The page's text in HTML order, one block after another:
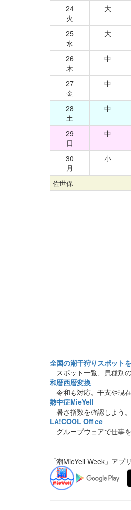
24
火
大
25
水
大
26
木
中
27
金
中
28
土
中
29
日
中
30
月
小
佐世保
全国の潮干狩りスポットを
スポット一覧、貝種別
和暦西暦変換
令和も対応。干支や現
熱中症MieYell
暑さ指数を確認しよう。
LA!COOL Office
グループウェアで仕事
「潮MieYell Week」アプ